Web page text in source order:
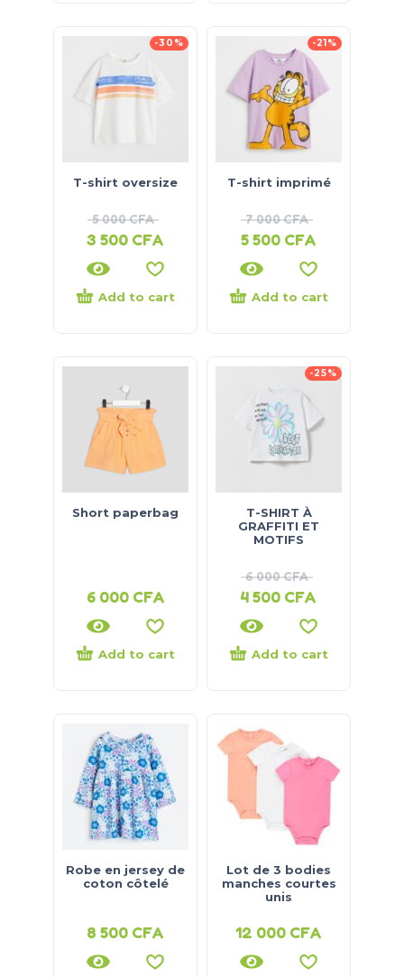
-30%
T-shirt oversize
5 000CFA
3 500 CFA
Add to cart
-21%
T-shirt imprimé
7 000CFA
5 500 CFA
Add to cart
Short paperbag
6 000 CFA
Add to cart
-25%
T-SHIRT À
GRAFFITI ET
MOTIFS
6 000CFA
4 500 CFA
Add to cart
Robe en jersey de
coton côtelé
8 500 CFA
Lot de 3 bodies
manches courtes
unis
12 000 CFA